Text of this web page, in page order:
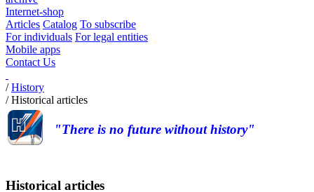
Internet-shop
Articles Catalog To subscribe
For individuals For legal entities
Mobile apps
Contact Us
/History
/Historical articles
"There is no future without history"
Historical articles